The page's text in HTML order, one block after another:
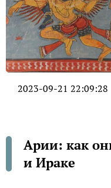
2023-09-21 22:09:28
Арии: как
и Ираке